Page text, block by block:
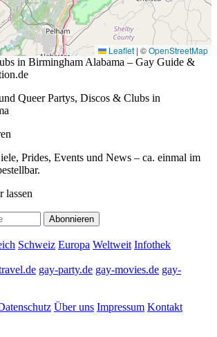
Leaflet | ©OpenStreetMap
in Birmingham Alabama – Gay Guide &
Queer Partys, Discos & Clubs in
Prides, Events und News – ca. einmal im
lassen
Abonnieren
Schweiz Europa Weltweit Infothek
gay-party.de gay-movies.de gay-
Über uns Impressum Kontakt